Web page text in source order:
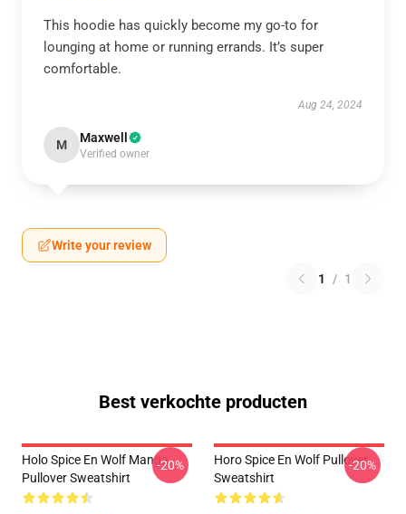
This hoodie has quickly become my go-to for
lounging at home or running errands. It’s super
comfortable.
Aug 24, 2024
M Maxwell
Verified owner
Write your review
1 / 1
Best verkochte producten
Holo Spice En Wolf Manga
Pullover Sweatshirt
-20%
Horo Spice En Wolf Pullover
Sweatshirt
-20%